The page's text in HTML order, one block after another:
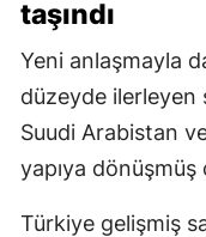
taşındı
Yeni anlaşmayla
düzeyde ilerleyen
Suudi Arabistan
yapıya dönüşmüş
Türkiye gelişmiş